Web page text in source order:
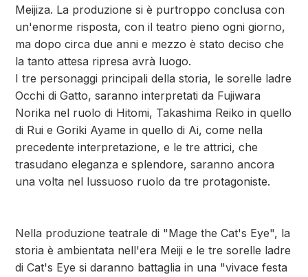
Meijiza. La produzione si è purtroppo conclusa con
un'enorme risposta, con il teatro pieno ogni giorno,
ma dopo circa due anni e mezzo è stato deciso che
la tanto attesa ripresa avrà luogo.
I tre personaggi principali della storia, le sorelle ladre
Occhi di Gatto, saranno interpretati da Fujiwara
Norika nel ruolo di Hitomi, Takashima Reiko in quello
di Rui e Goriki Ayame in quello di Ai, come nella
precedente interpretazione, e le tre attrici, che
trasudano eleganza e splendore, saranno ancora
una volta nel lussuoso ruolo da tre protagoniste.
Nella produzione teatrale di "Mage the Cat's Eye", la
storia è ambientata nell'era Meiji e le tre sorelle ladre
di Cat's Eye si daranno battaglia in una "vivace festa